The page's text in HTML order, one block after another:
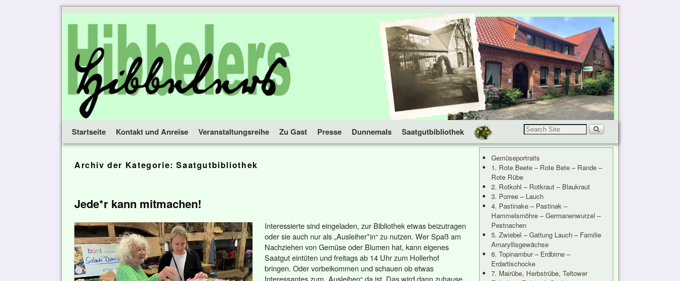
Zum Inhalt wechseln
Zum sekundären Inhalt wechseln
Startseite Kontakt und Anreise Veranstaltungsreihe Zu Gast Presse Dunnemals Saatgutbibliothek
Archiv der Kategorie:Saatgutbibliothek
Jede*r kann mitmachen!
Interessierte sind eingeladen, zur Bibliothek etwas beizutragen
oder sie auch nur als „Ausleiher*in“ zu nutzen. Wer Spaß am
Nachziehen von Gemüse oder Blumen hat, kann eigenes
Saatgut eintüten und freitags ab 14 Uhr zum Hollerhof
bringen. Oder vorbeikommen und schauen ob etwas
Gemüseportraits
1. Rote Beete – Rote Bete – Rande –
Rote Rübe
2. Rotkohl – Rotkraut – Blaukraut
3. Porree – Lauch
4. Pastinake – Pastinak –
Hammelsmöhre – Germanenwurzel –
Pestnachen
5. Zwiebel – Gattung Lauch – Familie
Amaryllisgewächse
6. Topinambur – Erdbirne –
Erdartischocke
7. Mairübe, Herbstrübe, Teltower